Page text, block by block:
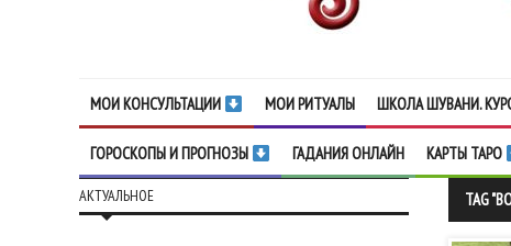
МОИ КОНСУЛЬТАЦИИ МОИ РИТУАЛЫ ШКОЛА ШУВАНИ.
ГОРОСКОПЫ И ПРОГНОЗЫ ГАДАНИЯ ОНЛАЙН КАРТЫ ТАРО
TAG
АКТУАЛЬНОЕ